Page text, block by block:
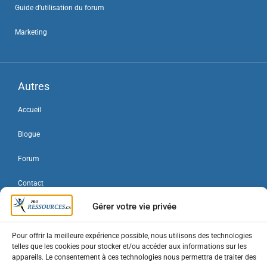
Gérer votre vie privée
Pour offrir la meilleure expérience possible, nous utilisons des technologies
telles que les cookies pour stocker et/ou accéder aux informations sur les
appareils. Le consentement à ces technologies nous permettra de traiter des
Guide d’utilisation du forum
Marketing
Autres
Accueil
Blogue
Forum
Contact
Connexion / Inscription
Mon compte
Forfaits entreprise